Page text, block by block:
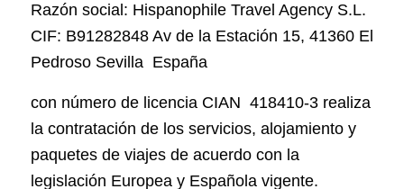
Razón social: Hispanophile Travel Agency S.L.
CIF: B91282848 Av de la Estación 15, 41360 El
Pedroso Sevilla España
con número de licencia CIAN 418410-3 realiza
la contratación de los servicios, alojamiento y
paquetes de viajes de acuerdo con la
legislación Europea y Española vigente.